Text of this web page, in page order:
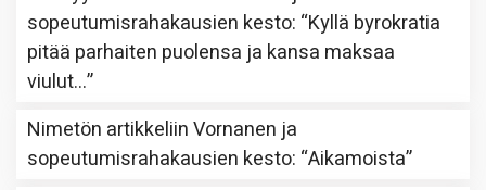
sopeutumisrahakausien kesto: “Kyllä byrokratia
pitää parhaiten puolensa ja kansa maksaa
viulut…”
Nimetön artikkeliinVornanen ja
sopeutumisrahakausien kesto: “Aikamoista”